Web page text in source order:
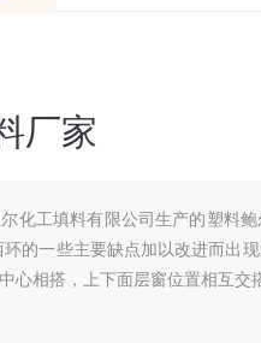
厂家
化工填料有限公司生产的塑料
的一些主要缺点加以改进而出
心相搭，上下面层窗位置相互交